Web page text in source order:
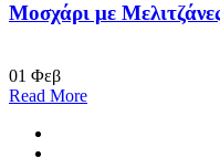
Μοσχάρι με
01 Φεβ
Read More